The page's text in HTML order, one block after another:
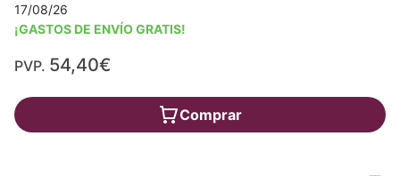
17/08/26
¡GASTOS DE ENVÍO GRATIS!
PVP. 54,40€
Comprar